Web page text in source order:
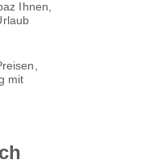
Ihnen,
mit